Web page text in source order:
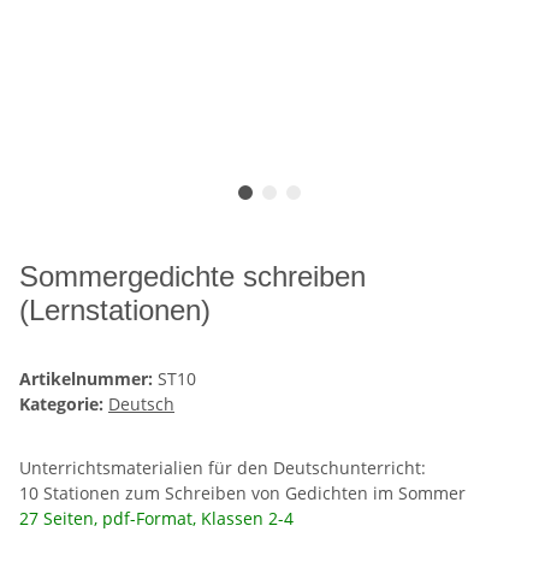
Sommergedichte schreiben
(Lernstationen)
Artikelnummer: ST10
Kategorie: Deutsch
Unterrichtsmaterialien für den Deutschunterricht:
10 Stationen zum Schreiben von Gedichten im Sommer
27 Seiten, pdf-Format, Klassen 2-4